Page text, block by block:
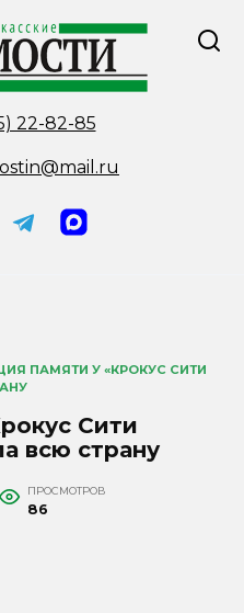
22-82-85
ПАМЯТИ У «КРОКУС СИТИ
Сити
всю страну
ПРОСМОТРОВ
86